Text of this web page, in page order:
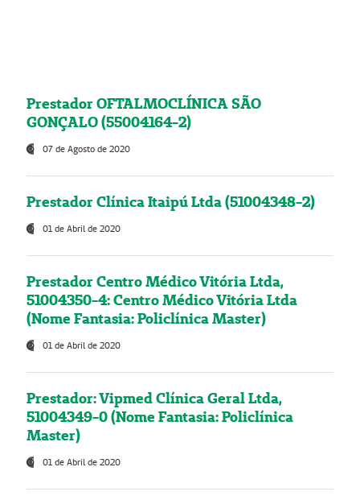
Prestador OFTALMOCLÍNICA SÃO
GONÇALO (55004164-2)
07 de Agosto de 2020
Prestador Clínica Itaipú Ltda (51004348-2)
01 de Abril de 2020
Prestador Centro Médico Vitória Ltda,
51004350-4: Centro Médico Vitória Ltda
(Nome Fantasia: Policlínica Master)
01 de Abril de 2020
Prestador: Vipmed Clínica Geral Ltda,
51004349-0 (Nome Fantasia: Policlínica
Master)
01 de Abril de 2020